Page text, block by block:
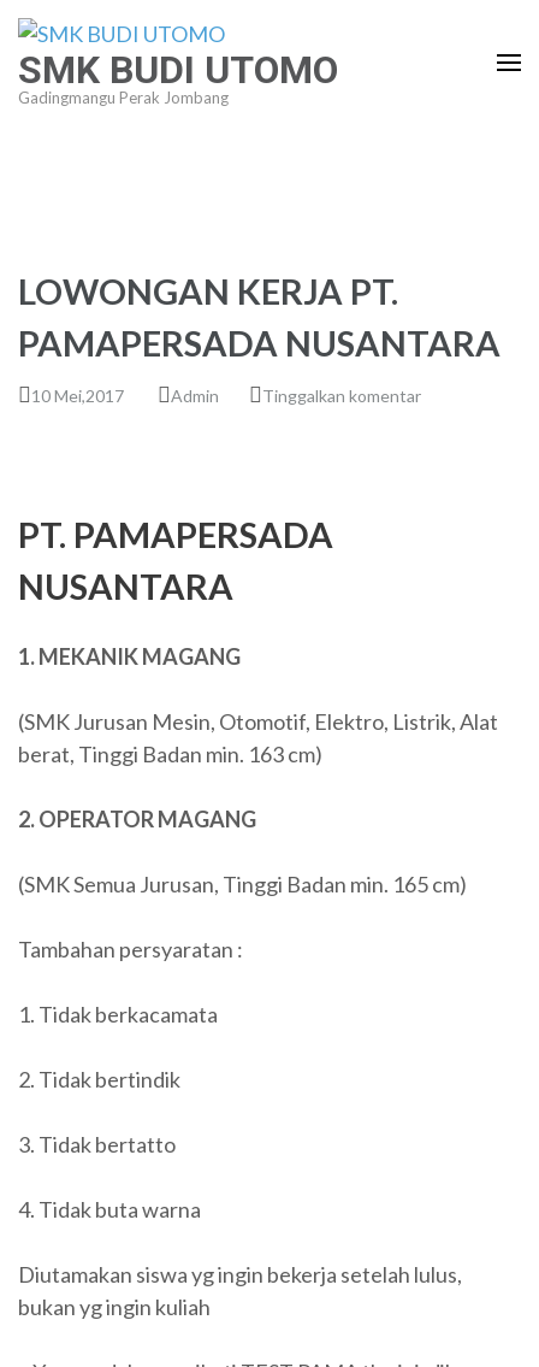
Lompat
konten
(Tekan
SMK BUDI UTOMO
Gadingmangu Perak Jombang
LOWONGAN KERJA PT.
PAMAPERSADA NUSANTARA
10 Mei,2017 Admin Tinggalkan komentar
PT. PAMAPERSADA
NUSANTARA
1. MEKANIK MAGANG
(SMK Jurusan Mesin, Otomotif, Elektro, Listrik, Alat
berat, Tinggi Badan min. 163 cm)
2. OPERATOR MAGANG
(SMK Semua Jurusan, Tinggi Badan min. 165 cm)
Tambahan persyaratan :
1. Tidak berkacamata
2. Tidak bertindik
3. Tidak bertatto
4. Tidak buta warna
Diutamakan siswa yg ingin bekerja setelah lulus,
bukan yg ingin kuliah